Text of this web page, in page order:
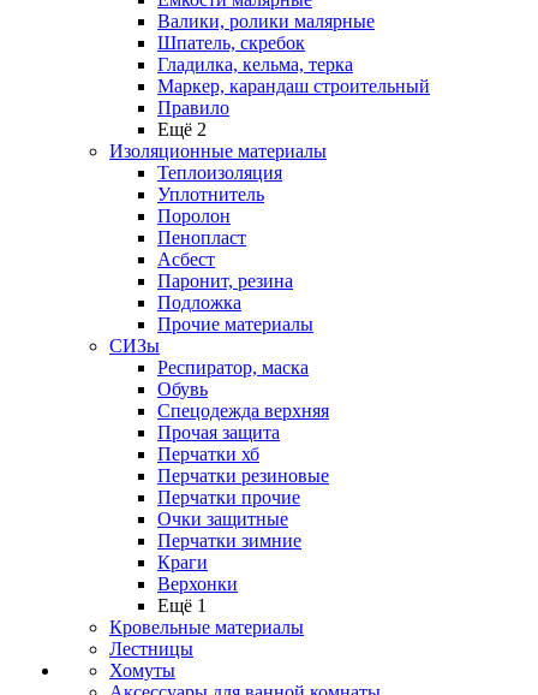
Валики, ролики малярные
Шпатель, скребок
Гладилка, кельма, терка
Маркер, карандаш строительный
Правило
Ещё 2
Изоляционные материалы
Теплоизоляция
Уплотнитель
Поролон
Пенопласт
Асбест
Паронит, резина
Подложка
Прочие материалы
СИЗы
Респиратор, маска
Обувь
Спецодежда верхняя
Прочая защита
Перчатки хб
Перчатки резиновые
Перчатки прочие
Очки защитные
Перчатки зимние
Краги
Верхонки
Ещё 1
Кровельные материалы
Лестницы
Хомуты